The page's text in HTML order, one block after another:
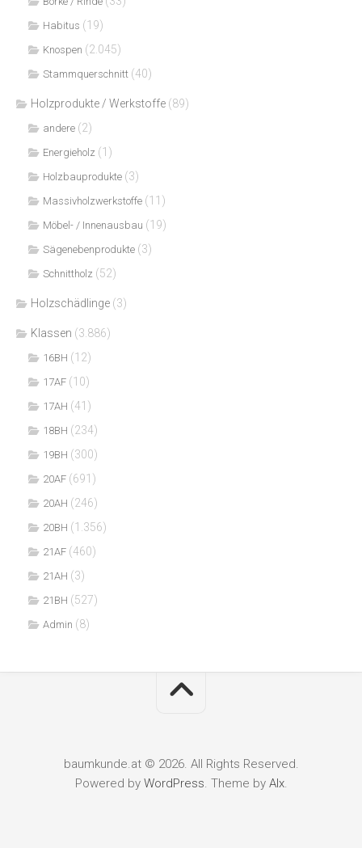
Habitus (19)
Knospen (2.045)
Stammquerschnitt (40)
Holzprodukte / Werkstoffe (89)
andere (2)
Energieholz (1)
Holzbauprodukte (3)
Massivholzwerkstoffe (11)
Möbel- / Innenausbau (19)
Sägenebenprodukte (3)
Schnittholz (52)
Holzschädlinge (3)
Klassen (3.886)
16BH (12)
17AF (10)
17AH (41)
18BH (234)
19BH (300)
20AF (691)
20AH (246)
20BH (1.356)
21AF (460)
21AH (3)
21BH (527)
Admin (8)
baumkunde.at © 2026. All Rights Reserved.
Powered by WordPress. Theme by Alx.